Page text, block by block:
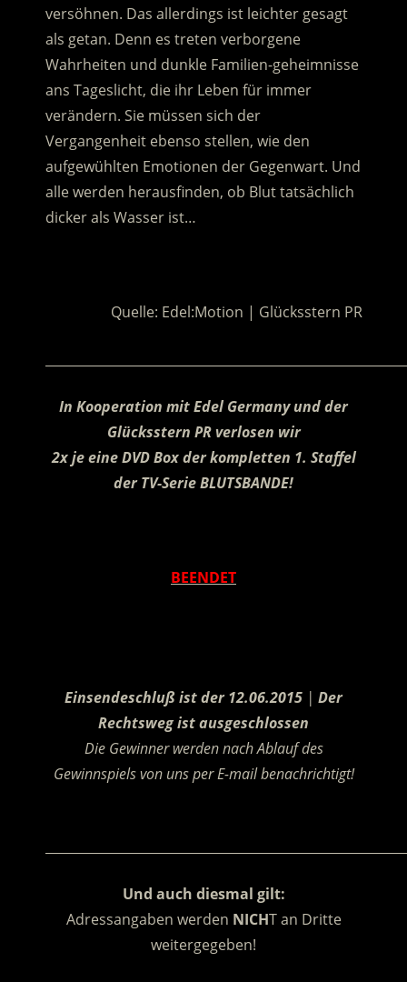
versöhnen. Das allerdings ist leichter gesagt
als getan. Denn es treten verborgene
Wahrheiten und dunkle Familien-geheimnisse
ans Tageslicht, die ihr Leben für immer
verändern. Sie müssen sich der
Vergangenheit ebenso stellen, wie den
aufgewühlten Emotionen der Gegenwart. Und
alle werden herausfinden, ob Blut tatsächlich
dicker als Wasser ist…
Quelle: Edel:Motion | Glücksstern PR
In Kooperation mit Edel Germany und der
Glücksstern PR verlosen wir
2x je eine DVD Box der kompletten 1. Staffel
der TV-Serie BLUTSBANDE!
BEENDET
Einsendeschluß ist der 12.06.2015 | Der
Rechtsweg ist ausgeschlossen
Die Gewinner werden nach Ablauf des
Gewinnspiels von uns per E-mail benachrichtigt!
Und auch diesmal gilt:
Adressangaben werden NICHT an Dritte
weitergegeben!